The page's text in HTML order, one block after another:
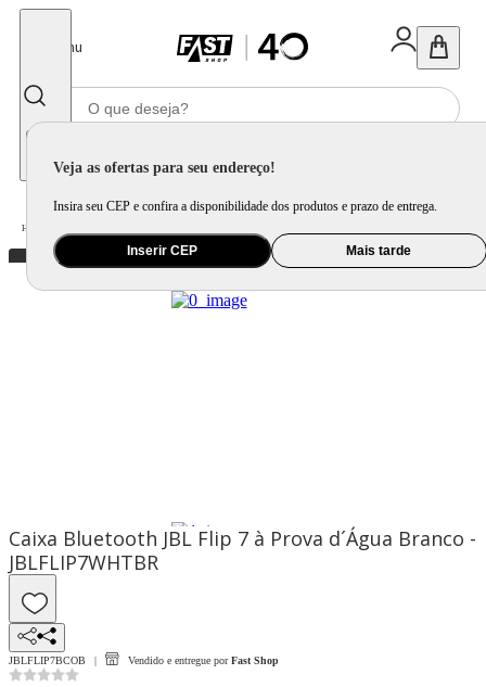
Menu
Veja as ofertas para seu endereço!
Insira seu CEP e confira a disponibilidade dos produtos e prazo de entrega.
Inserir CEP Mais tarde
Home
Caixa Bluetooth JBL Flip 7 à Prova d´Água Branco -
JBLFLIP7WHTBR
JBLFLIP7BCOB Vendido e entregue por Fast Shop